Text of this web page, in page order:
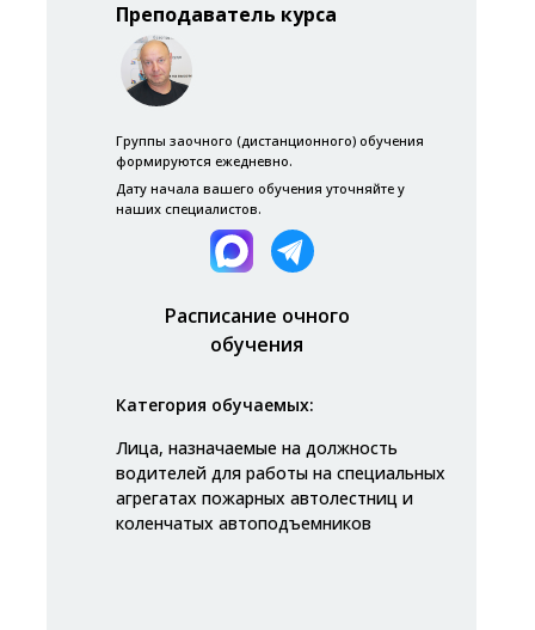
Преподаватель курса
Лица, назначаемые на должность
водителей для работы на специальных
агрегатах пожарных автолестниц и
коленчатых автоподъемников
Категория обучаемых:
Расписание очного
обучения
Группы заочного (дистанционного) обучения
формируются ежедневно.
Дату начала вашего обучения уточняйте у
наших специалистов.